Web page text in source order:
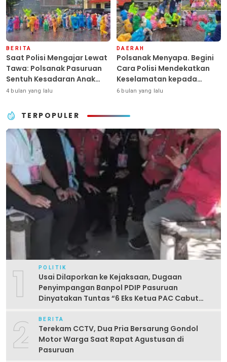
BERITA
Saat Polisi Mengajar Lewat
Tawa: Polsanak Pasuruan
Sentuh Kesadaran Anak
Sejak Dini
4 bulan yang lalu
DAERAH
Polsanak Menyapa. Begini
Cara Polisi Mendekatkan
Keselamatan kepada
Generasi Sejak Usia Dini
6 bulan yang lalu
TERPOPULER
1 POLITIK
Usai Dilaporkan ke Kejaksaan, Dugaan
Penyimpangan Banpol PDIP Pasuruan
Dinyatakan Tuntas “6 Eks Ketua PAC Cabut
2 BERITA
Terekam CCTV, Dua Pria Bersarung Gondol
Motor Warga Saat Rapat Agustusan di
Pasuruan